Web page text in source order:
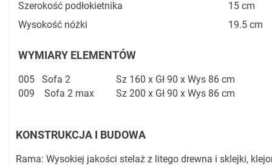
Szerokość podłokietnika
15 cm
Wysokość nóżki
19.5 cm
WYMIARY ELEMENTÓW
005 Sofa 2
Sz 160 x Gł 90 x Wys 86 cm
009
Sofa 2 max Sz 200 x Gł 90 x Wys 86 cm
KONSTRUKCJA I BUDOWA
Rama: Wysokiej jakości stelaż z litego drewna i sklejki,